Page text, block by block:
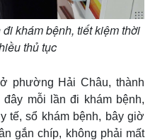
khám bệnh, tiết kiệm thời
thủ tục
phường Hải Châu, thành
mỗi lần đi khám bệnh,
tế, sổ khám bệnh, bây giờ
gắn chíp, không phải mất